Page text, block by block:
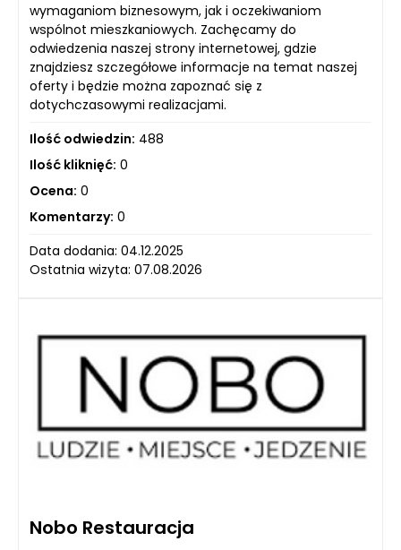
wymaganiom biznesowym, jak i oczekiwaniom
wspólnot mieszkaniowych. Zachęcamy do
odwiedzenia naszej strony internetowej, gdzie
znajdziesz szczegółowe informacje na temat naszej
oferty i będzie można zapoznać się z
dotychczasowymi realizacjami.
Ilość odwiedzin: 488
Ilość kliknięć: 0
Ocena: 0
Komentarzy: 0
Data dodania: 04.12.2025
Ostatnia wizyta: 07.08.2026
Nobo Restauracja